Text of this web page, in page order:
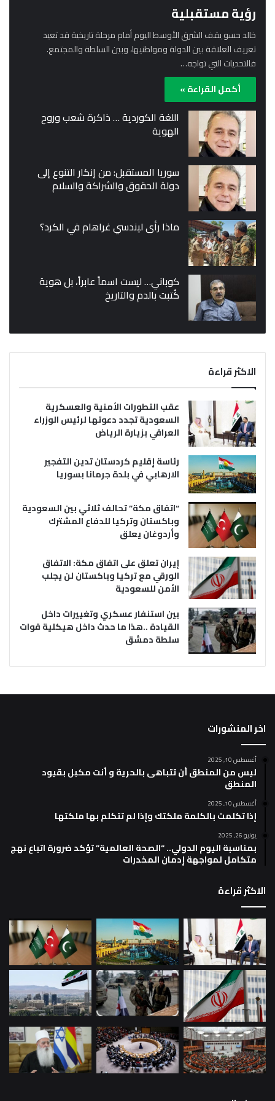
رؤية مستقبلية
خالد حسو يقف الشرق الأوسط اليوم أمام مرحلة تاريخية قد تعيد
تعريف العلاقة بين الدولة ومواطنيها، وبين السلطة والمجتمع.
فالتحديات التي تواجه…
أكمل القراءة »
اللغة الكوردية … ذاكرة شعب وروح
الهوية
سوريا المستقبل: من إنكار التنوع إلى
دولة الحقوق والشراكة والسلام
ماذا رأى ليندسي غراهام في الكرد؟
كوباني… ليست اسماً عابراً، بل هوية
كُتبت بالدم والتاريخ
الاكثر قراءة
عقب التطورات الأمنية والعسكرية
السعودية تجدد دعوتها لرئيس الوزراء
العراقي بزيارة الرياض
رئاسة إقليم كردستان تدين التفجير
الارهابي في بلدة جرمانا بسوريا
“اتفاق مكة” تحالف ثلاثي بين السعودية
وباكستان وتركيا للدفاع المشترك
وأردوغان يعلق
إيران تعلق على اتفاق مكة: الاتفاق
الورقي مع تركيا وباكستان لن يجلب
الأمن للسعودية
بين استنفار عسكري وتغييرات داخل
القيادة ..هذا ما حدث داخل هيكلية قوات
سلطة دمشق
اخر المنشورات
أغسطس 10, 2025
ليس من المنطق أن تتباهى بالحرية و أنت مكبل بقيود
المنطق
أغسطس 10, 2025
إذا تكلمت بالكلمة ملكتك وإذا لم تتكلم بها ملكتها
يونيو 26, 2025
بمناسبة اليوم الدولي.. “الصحة العالمية” تؤكد ضرورة اتباع نهج
متكامل لمواجهة إدمان المخدرات
الاكثر قراءة